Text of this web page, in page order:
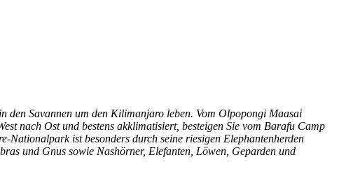
den Savannen um den Kilimanjaro leben. Vom Olpopongi Maasai
nach Ost und bestens akklimatisiert, besteigen Sie vom Barafu Camp
ist besonders durch seine riesigen Elephantenherden
und Gnus sowie Nashörner, Elefanten, Löwen, Geparden und